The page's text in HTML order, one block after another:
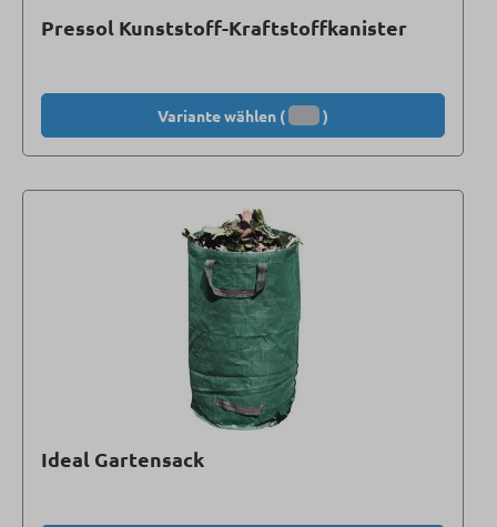
Pressol Kunststoff-Kraftstoffkanister
Variante wählen ( )
Ideal Gartensack